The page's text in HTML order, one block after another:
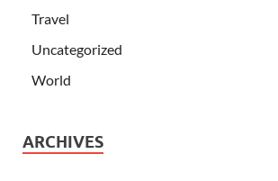
Travel
Uncategorized
World
ARCHIVES